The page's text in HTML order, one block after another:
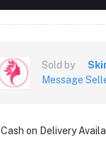
Sold by
Message
Cash on Delivery